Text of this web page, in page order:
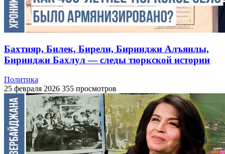
Бахтияр, Билек, Бирели, Биринджи Алъянлы,
Биринджи Бахлул — следы тюркской истории
Политика
25 февраля 2026 355 просмотров